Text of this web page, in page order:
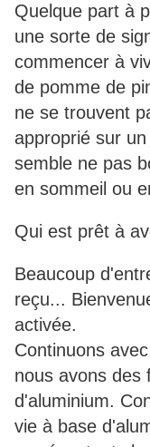
Quelque part à
une sorte de
commencer à
de pomme de
ne se trouvent
approprié sur
semble ne pas
en sommeil ou
Qui est prêt à
Beaucoup
reçu...
activée.
Continuons
nous avons des
d'aluminium.
vie à base